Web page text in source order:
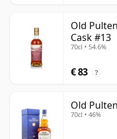
Old
Cask #13
70cl • 54.6%
€ 83 ?
Old
70cl • 46%